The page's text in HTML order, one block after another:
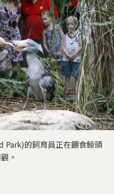
的飼育員正在餵食鯨頭
。